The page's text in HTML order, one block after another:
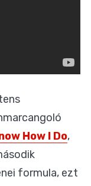
How I Do,
formula, ezt